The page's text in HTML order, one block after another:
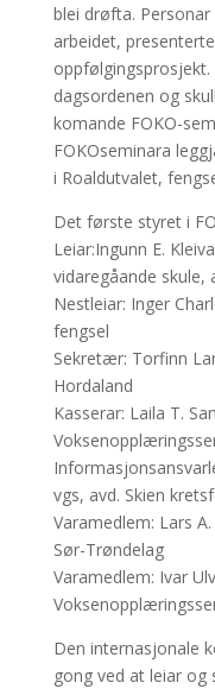
blei drøfta.
arbeidet,
dagsordenen og
komande FOKO-
FOKOseminara
i Roaldutvalet,
Det første styret i
Leiar:Ingunn E.
vidaregåande skule,
Nestleiar: Inger
fengsel
Sekretær: Torfinn
Hordaland
Kasserar: Laila T.
vgs, avd. Skien
Varamedlem: Lars
Sør-Trøndelag
Varamedlem: Ivar
Den internasjonale
gong ved at leiar